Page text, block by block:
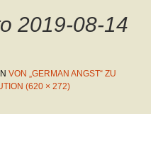
2019-08-14
IN VON „GERMAN ANGST“ ZU
(620 × 272)